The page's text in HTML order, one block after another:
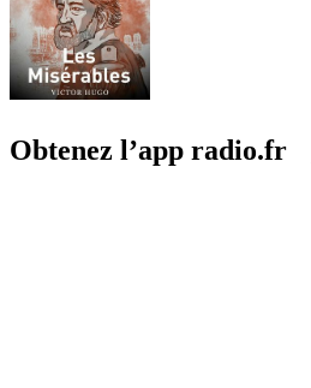
Obtenez l’app radio.fr